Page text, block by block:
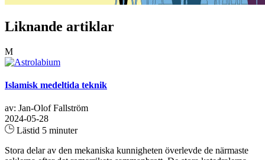
Liknande artiklar
M
Islamisk medeltida teknik
av: Jan-Olof Fallström
2024-05-28
Lästid 5 minuter
Stora delar av den mekaniska kunnigheten överlevde de närmaste